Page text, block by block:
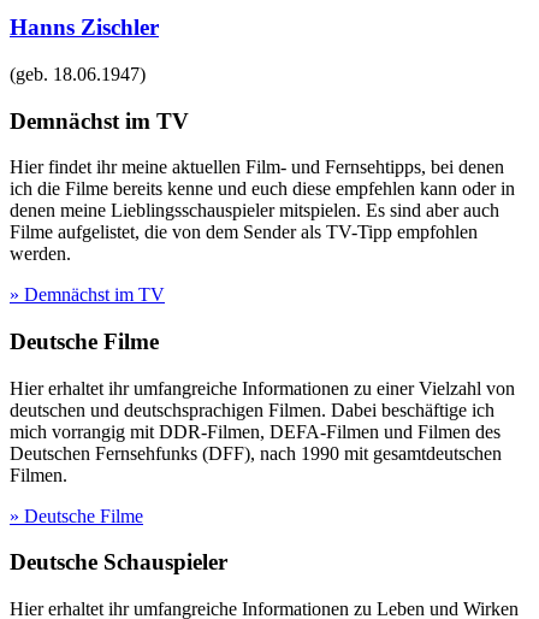
Hanns Zischler
(geb. 18.06.1947)
Demnächst im TV
Hier findet ihr meine aktuellen Film- und Fernsehtipps, bei denen
ich die Filme bereits kenne und euch diese empfehlen kann oder in
denen meine Lieblingsschauspieler mitspielen. Es sind aber auch
Filme aufgelistet, die von dem Sender als TV-Tipp empfohlen
werden.
» Demnächst im TV
Deutsche Filme
Hier erhaltet ihr umfangreiche Informationen zu einer Vielzahl von
deutschen und deutschsprachigen Filmen. Dabei beschäftige ich
mich vorrangig mit DDR-Filmen, DEFA-Filmen und Filmen des
Deutschen Fernsehfunks (DFF), nach 1990 mit gesamtdeutschen
Filmen.
» Deutsche Filme
Deutsche Schauspieler
Hier erhaltet ihr umfangreiche Informationen zu Leben und Wirken